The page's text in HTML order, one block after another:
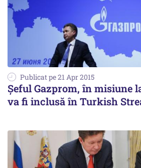
Publicat pe 21 Apr 2015
Șeful Gazprom, în misiune
va fi inclusă în Turkish